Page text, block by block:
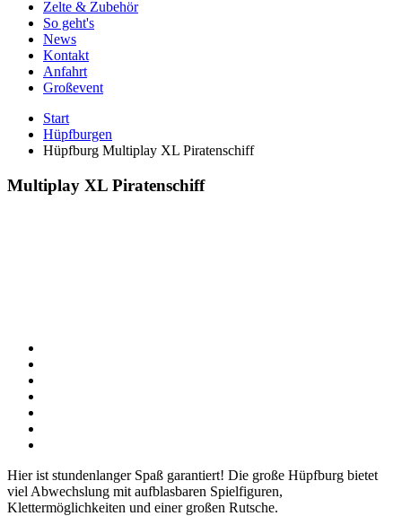
Zelte & Zubehör
So geht's
News
Kontakt
Anfahrt
Großevent
Start
Hüpfburgen
Hüpfburg Multiplay XL Piratenschiff
Multiplay XL Piratenschiff
Hier ist stundenlanger Spaß garantiert! Die große Hüpfburg bietet
viel Abwechslung mit aufblasbaren Spielfiguren,
Klettermöglichkeiten und einer großen Rutsche.